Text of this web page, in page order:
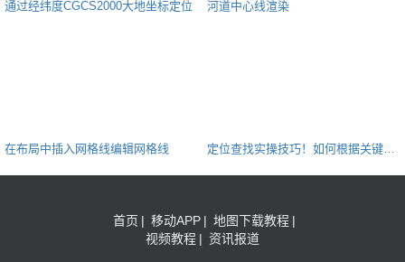
通过经纬度CGCS2000大地坐标定位 河道中心线渲染
在布局中插入网格线编辑网格线
定位查找实操技巧！如何根据关键字
首页 | 移动APP | 地图下载教程 |
视频教程 | 资讯报道